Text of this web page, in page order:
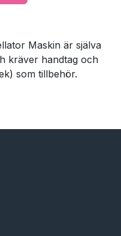
Maskin är själva
kräver handtag och
som tillbehör.